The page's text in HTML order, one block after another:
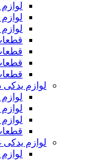
لوازم یدکی
لوازم یدکی
لوازم یدکی
قطعات جرثقیل
قطعات جرثقیل
قطعات جرثقیل
قطعات جرثقیل
لوازم یدکی دامپتراک
لوازم یدکی
لوازم یدکی
لوازم یدکی
قطعات دامپتراک
لوازم یدکی غلطک
لوازم یدکی